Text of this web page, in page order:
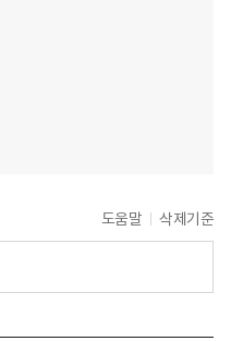
도움말 삭제기준